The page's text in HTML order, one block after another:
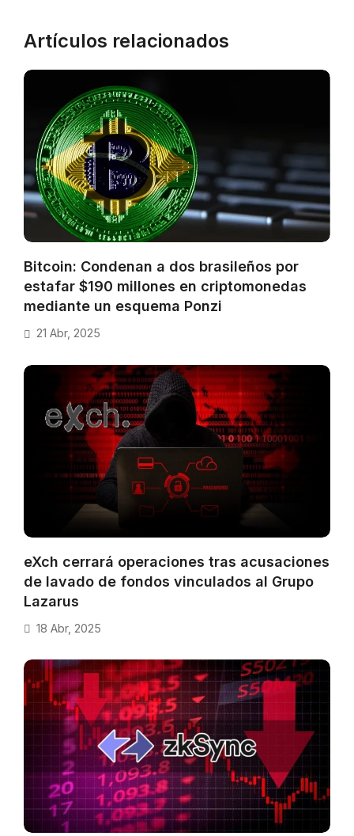
Artículos relacionados
Bitcoin: Condenan a dos brasileños por
estafar $190 millones en criptomonedas
mediante un esquema Ponzi
21 Abr, 2025
eXch cerrará operaciones tras acusaciones
de lavado de fondos vinculados al Grupo
Lazarus
18 Abr, 2025